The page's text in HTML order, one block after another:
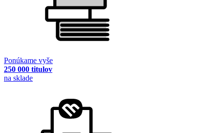
Ponúkame vyše
250 000 titulov
na sklade